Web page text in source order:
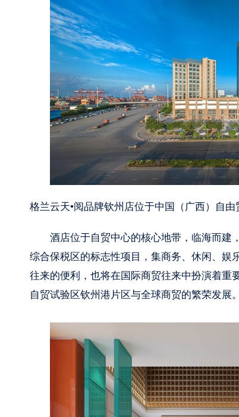
格兰云天•阅品牌钦州店位于中国（广西）自
酒店位于自贸中心的核心地带，临海而建
综合保税区的标志性项目，集商务、休闲、娱
往来的便利，也将在国际商贸往来中扮演着重
自贸试验区钦州港片区与全球商贸的繁荣发展。